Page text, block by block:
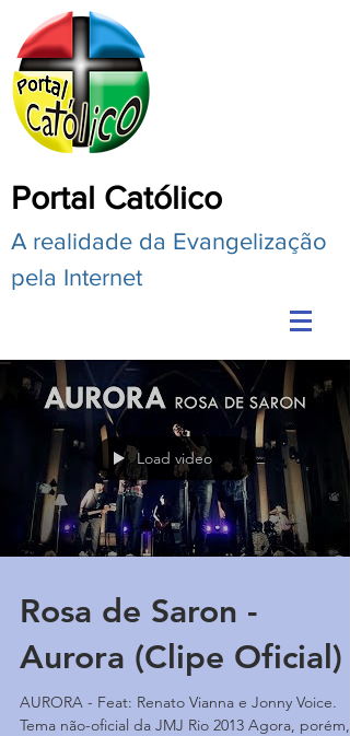
Portal Católico
A realidade da Evangelização
pela Internet
Load video
Rosa de Saron -
Aurora (Clipe Oficial)
AURORA - Feat: Renato Vianna e Jonny Voice.
Tema não-oficial da JMJ Rio 2013 Agora, porém,